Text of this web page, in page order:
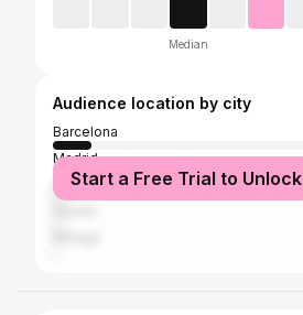
Median
Audience location by city
Barcelona
Madrid
Valencia
Start a Free Trial to Unlock